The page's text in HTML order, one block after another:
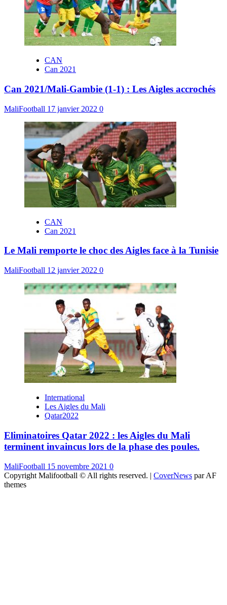
CAN
Can 2021
Can 2021/Mali-Gambie (1-1) : Les Aigles accrochés
MaliFootball 17 janvier 2022 0
CAN
Can 2021
Le Mali remporte le choc des Aigles face à la Tunisie
MaliFootball 12 janvier 2022 0
International
Les Aigles du Mali
Qatar2022
Eliminatoires Qatar 2022 : les Aigles du Mali
terminent invaincus lors de la phase des poules.
MaliFootball 15 novembre 2021 0
Copyright Malifootball © All rights reserved. | CoverNews par AF
themes